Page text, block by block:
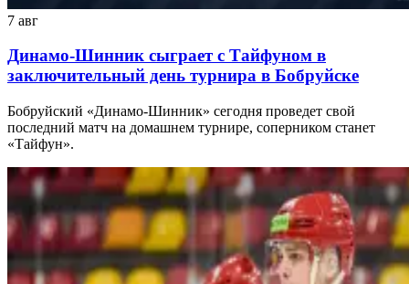
7 авг
Динамо-Шинник сыграет с Тайфуном в
заключительный день турнира в Бобруйске
Бобруйский «Динамо-Шинник» сегодня проведет свой
последний матч на домашнем турнире, соперником станет
«Тайфун».